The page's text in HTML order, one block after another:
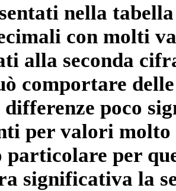
nella
con molti
alla seconda
comportare
differenze poco
per valori
particolare per
significativa la